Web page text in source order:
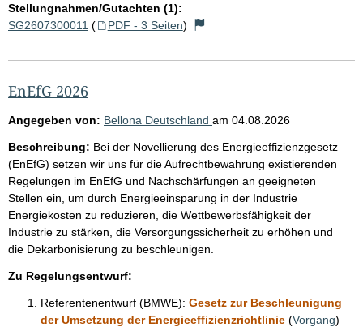
e
Stellungnahmen/Gutachten (1):
SG2607300011 ( PDF - 3 Seiten)
EnEfG 2026
Angegeben von: Bellona Deutschland am 04.08.2026
Beschreibung: Bei der Novellierung des Energieeffizienzgesetz
(EnEfG) setzen wir uns für die Aufrechtbewahrung existierenden
Regelungen im EnEfG und Nachschärfungen an geeigneten
Stellen ein, um durch Energieeinsparung in der Industrie
Energiekosten zu reduzieren, die Wettbewerbsfähigkeit der
Industrie zu stärken, die Versorgungssicherheit zu erhöhen und
die Dekarbonisierung zu beschleunigen.
Zu Regelungsentwurf:
Referentenentwurf (BMWE): Gesetz zur Beschleunigung
der Umsetzung der Energieeffizienzrichtlinie (Vorgang)